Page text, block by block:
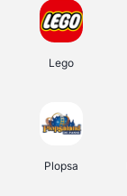
Lego
Plopsa